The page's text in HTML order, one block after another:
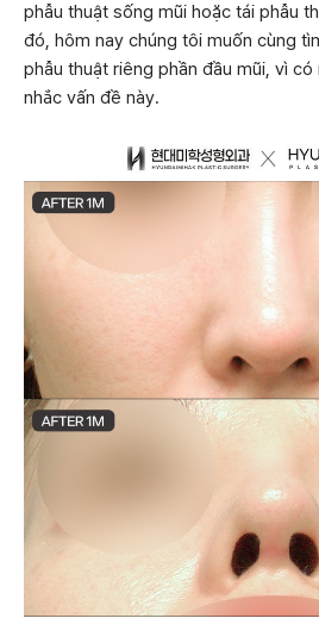
phẫu thuật sống mũi hoặc tái phẫu
đó, hôm nay chúng tôi muốn cùng
phẫu thuật riêng phần đầu mũi, vì
nhắc vấn đề này.